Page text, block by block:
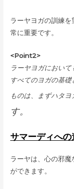
ラーヤヨガの訓練
常に重要です。
<Point2>
ラーヤヨガにおい
すべてのヨガの基
ものは、まずハタヨ
す。
サマーディへの
ラーヤは、心の邪
ができます。